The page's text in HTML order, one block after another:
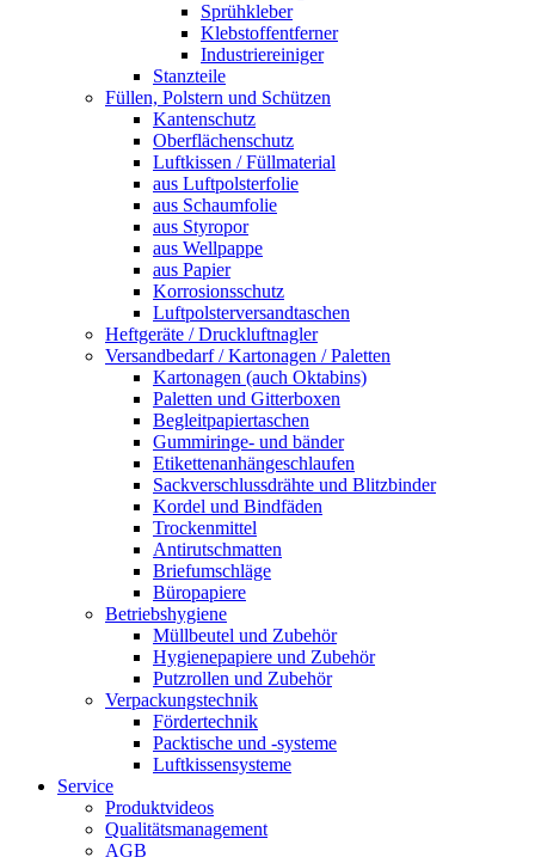
Sprühkleber
Klebstoffentferner
Industriereiniger
Stanzteile
Füllen, Polstern und Schützen
Kantenschutz
Oberflächenschutz
Luftkissen / Füllmaterial
aus Luftpolsterfolie
aus Schaumfolie
aus Styropor
aus Wellpappe
aus Papier
Korrosionsschutz
Luftpolsterversandtaschen
Heftgeräte / Druckluftnagler
Versandbedarf / Kartonagen / Paletten
Kartonagen (auch Oktabins)
Paletten und Gitterboxen
Begleitpapiertaschen
Gummiringe- und bänder
Etikettenanhängeschlaufen
Sackverschlussdrähte und Blitzbinder
Kordel und Bindfäden
Trockenmittel
Antirutschmatten
Briefumschläge
Büropapiere
Betriebshygiene
Müllbeutel und Zubehör
Hygienepapiere und Zubehör
Putzrollen und Zubehör
Verpackungstechnik
Fördertechnik
Packtische und -systeme
Luftkissensysteme
Service
Produktvideos
Qualitätsmanagement
AGB